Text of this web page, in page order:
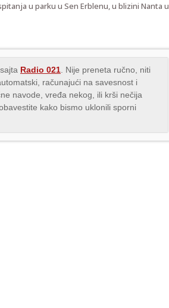
u parku u Sen Erblenu, u blizini Nanta u
Radio 021 . Nije preneta ručno, niti
računajući na savesnost i
navode, vređa nekog, ili krši nečija
kako bismo uklonili sporni